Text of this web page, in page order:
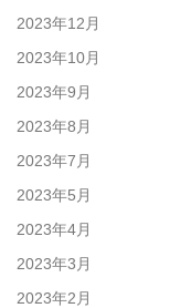
2023年12月
2023年10月
2023年9月
2023年8月
2023年7月
2023年5月
2023年4月
2023年3月
2023年2月